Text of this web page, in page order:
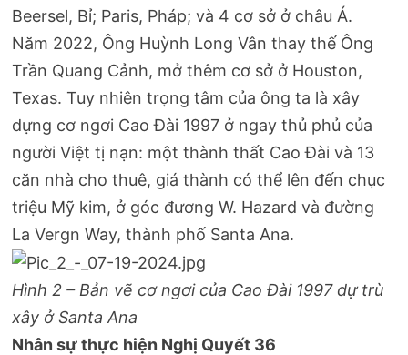
Beersel, Bỉ; Paris, Pháp; và 4 cơ sở ở châu Á.
Năm 2022, Ông Huỳnh Long Vân thay thế Ông
Trần Quang Cảnh, mở thêm cơ sở ở Houston,
Texas. Tuy nhiên trọng tâm của ông ta là xây
dựng cơ ngơi Cao Đài 1997 ở ngay thủ phủ của
người Việt tị nạn: một thành thất Cao Đài và 13
căn nhà cho thuê, giá thành có thể lên đến chục
triệu Mỹ kim, ở góc đương W. Hazard và đường
La Vergn Way, thành phố Santa Ana.
Hình 2 – Bản vẽ cơ ngơi của Cao Đài 1997 dự trù
xây ở Santa Ana
Nhân sự thực hiện Nghị Quyết 36